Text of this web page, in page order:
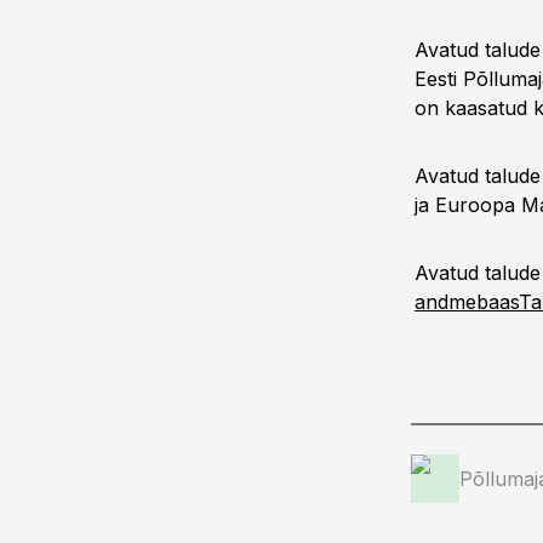
Avatud
Eesti
on kaasatud
Avatud
ja Euroopa
Avatud
andmebaas